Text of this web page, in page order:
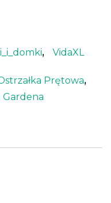
, VidaXL
Prętowa,